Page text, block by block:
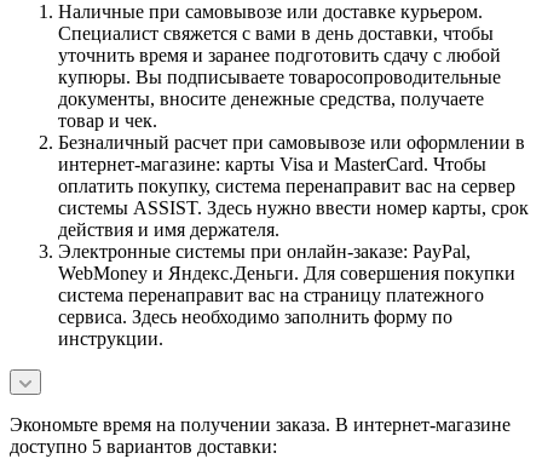
Наличные при самовывозе или доставке курьером.
Специалист свяжется с вами в день доставки, чтобы
уточнить время и заранее подготовить сдачу с любой
купюры. Вы подписываете товаросопроводительные
документы, вносите денежные средства, получаете
товар и чек.
Безналичный расчет при самовывозе или оформлении в
интернет-магазине: карты Visa и MasterCard. Чтобы
оплатить покупку, система перенаправит вас на сервер
системы ASSIST. Здесь нужно ввести номер карты, срок
действия и имя держателя.
Электронные системы при онлайн-заказе: PayPal,
WebMoney и Яндекс.Деньги. Для совершения покупки
система перенаправит вас на страницу платежного
сервиса. Здесь необходимо заполнить форму по
инструкции.
Экономьте время на получении заказа. В интернет-магазине
доступно 5 вариантов доставки: